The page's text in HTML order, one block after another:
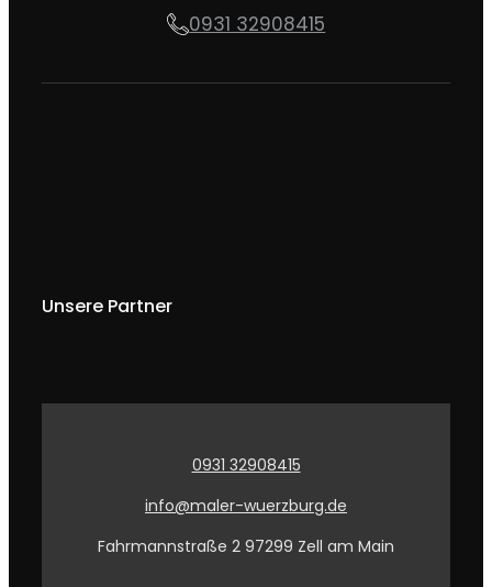
0931 32908415
Unsere Partner
0931 32908415
info@maler-wuerzburg.de
Fahrmannstraße 2 97299 Zell am Main